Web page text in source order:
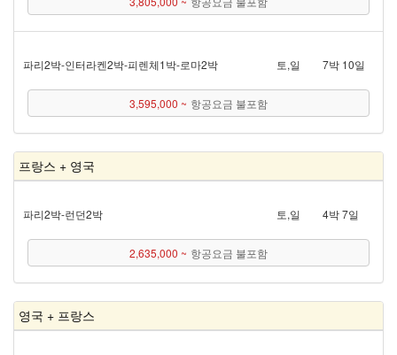
파리 2박 - 인터라켄 2박 - 피렌체 1박 - 로마 2박 토,일 7박 10일
3,595,000 ~ 항공요금 불포함
프랑스 + 영국
파리 2박 - 런던 2박 토,일 4박 7일
2,635,000 ~ 항공요금 불포함
영국 + 프랑스